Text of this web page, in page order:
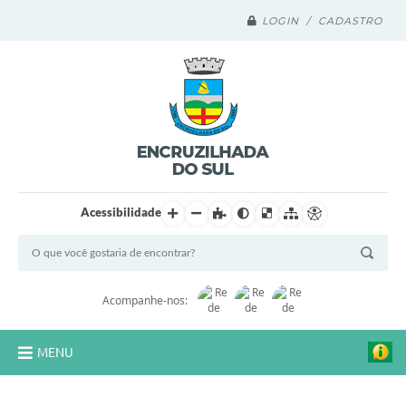
LOGIN / CADASTRO
Acessibilidade
Acompanhe-nos:
MENU